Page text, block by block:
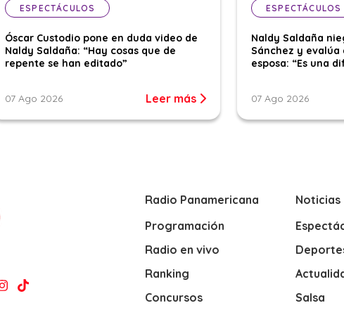
ESPECTÁCULOS
Óscar Custodio pone en duda video de
Naldy Saldaña: “Hay cosas que de
repente se han editado”
07 Ago 2026 Leer más
ESPECTÁCULOS
Naldy Saldaña
Sánchez y evalúa
esposa: “Es una
07 Ago 2026
Radio Panamericana
Programación
Radio en vivo
Ranking
Concursos
Noticias
Salsa